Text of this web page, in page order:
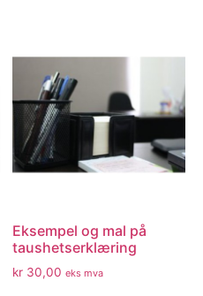
Eksempel og mal på
taushetserklæring
kr 30,00 eks mva